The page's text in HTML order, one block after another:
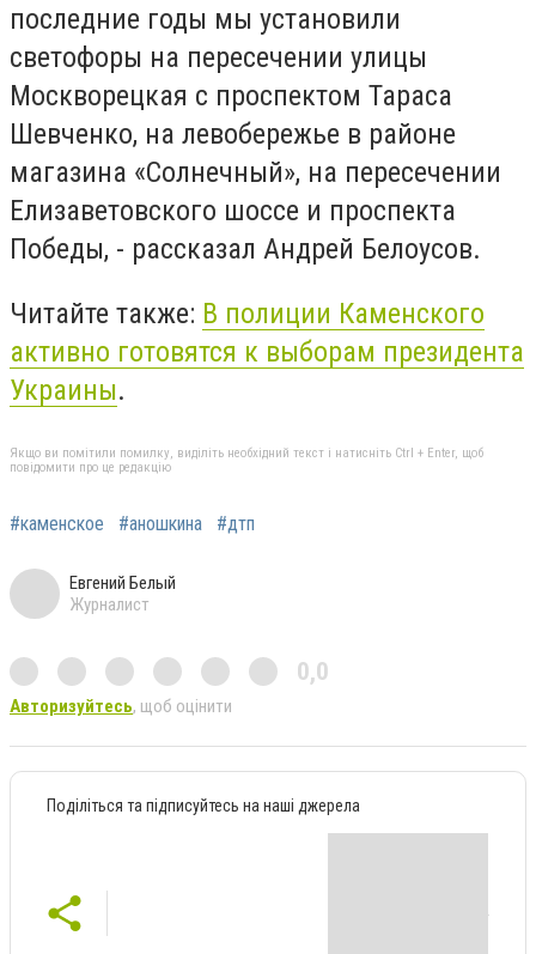
последние годы мы установили
светофоры на пересечении улицы
Москворецкая с проспектом Тараса
Шевченко, на левобережье в районе
магазина «Солнечный», на пересечении
Елизаветовского шоссе и проспекта
Победы, - рассказал Андрей Белоусов.
Читайте также: В полиции Каменского
активно готовятся к выборам президента
Украины.
Якщо ви помітили помилку, виділіть необхідний текст і натисніть Ctrl + Enter, щоб
повідомити про це редакцію
#каменское #аношкина #дтп
Евгений Белый
Журналист
0,0
Авторизуйтесь, щоб оцінити
Поділіться та підписуйтесь на наші джерела